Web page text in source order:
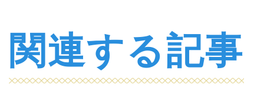
関連する記事